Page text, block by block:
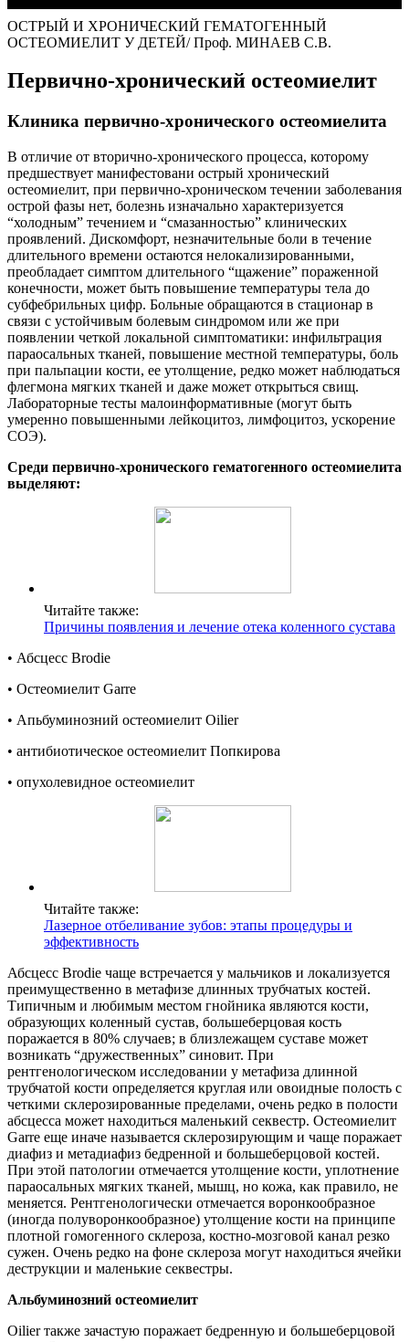
ОСТРЫЙ И ХРОНИЧЕСКИЙ ГЕМАТОГЕННЫЙ
ОСТЕОМИЕЛИТ У ДЕТЕЙ/ Проф. МИНАЕВ С.В.
Первично-хронический остеомиелит
Клиника первично-хронического остеомиелита
В отличие от вторично-хронического процесса, которому
предшествует манифестовани острый хронический
остеомиелит, при первично-хроническом течении заболевания
острой фазы нет, болезнь изначально характеризуется
“холодным” течением и “смазанностью” клинических
проявлений. Дискомфорт, незначительные боли в течение
длительного времени остаются нелокализированными,
преобладает симптом длительного “щажение” пораженной
конечности, может быть повышение температуры тела до
субфебрильных цифр. Больные обращаются в стационар в
связи с устойчивым болевым синдромом или же при
появлении четкой локальной симптоматики: инфильтрация
параосальных тканей, повышение местной температуры, боль
при пальпации кости, ее утолщение, редко может наблюдаться
флегмона мягких тканей и даже может открыться свищ.
Лабораторные тесты малоинформативные (могут быть
умеренно повышенными лейкоцитоз, лимфоцитоз, ускорение
СОЭ).
Среди первично-хронического гематогенного остеомиелита
выделяют:
Читайте также:
Причины появления и лечение отека коленного сустава
• Абсцесс Brodie
• Остеомиелит Garre
• Апьбуминозний остеомиелит Oilier
• антибиотическое остеомиелит Попкирова
• опухолевидное остеомиелит
Читайте также:
Лазерное отбеливание зубов: этапы процедуры и
эффективность
Абсцесс Brodie чаще встречается у мальчиков и локализуется
преимущественно в метафизе длинных трубчатых костей.
Типичным и любимым местом гнойника являются кости,
образующих коленный сустав, большеберцовая кость
поражается в 80% случаев; в близлежащем суставе может
возникать “дружественных” синовит. При
рентгенологическом исследовании у метафиза длинной
трубчатой кости определяется круглая или овоидные полость с
четкими склерозированные пределами, очень редко в полости
абсцесса может находиться маленький секвестр. Остеомиелит
Garre еще иначе называется склерозирующим и чаще поражает
диафиз и метадиафиз бедренной и большеберцовой костей.
При этой патологии отмечается утолщение кости, уплотнение
параосальных мягких тканей, мышц, но кожа, как правило, не
меняется. Рентгенологически отмечается воронкообразное
(иногда полуворонкообразное) утолщение кости на принципе
плотной гомогенного склероза, костно-мозговой канал резко
сужен. Очень редко на фоне склероза могут находиться ячейки
деструкции и маленькие секвестры.
Альбуминозний остеомиелит
Oilier также зачастую поражает бедренную и большеберцовой